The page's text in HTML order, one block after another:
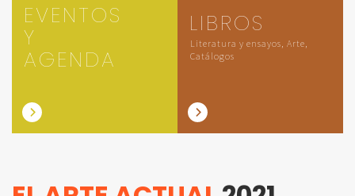
EVENTOS
Y
AGENDA
LIBROS
Literatura y ensayos, Arte,
Catálogos